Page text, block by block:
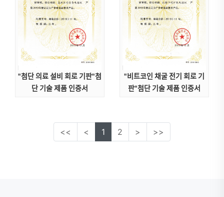
"첨단 의료 설비 회로 기판"첨
단 기술 제품 인증서
"비트코인 채굴 전기 회로 기
판"첨단 기술 제품 인증서
<< < 1 2 > >>